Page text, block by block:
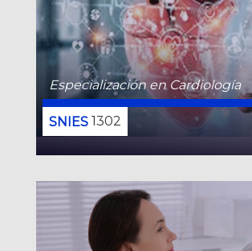
Especialización en Cardiología
1302
CONOCE MÁS